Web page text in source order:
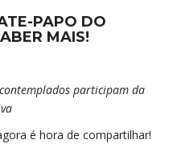
PAPO DO
MAIS!
participam da
é hora de compartilhar!